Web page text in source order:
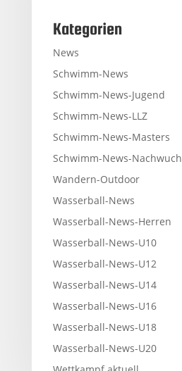
Kategorien
News
Schwimm-News
Schwimm-News-Jugend
Schwimm-News-LLZ
Schwimm-News-Masters
Schwimm-News-
Wandern-Outdoor
Wasserball-News
Wasserball-News-Herren
Wasserball-News-U10
Wasserball-News-U12
Wasserball-News-U14
Wasserball-News-U16
Wasserball-News-U18
Wasserball-News-U20